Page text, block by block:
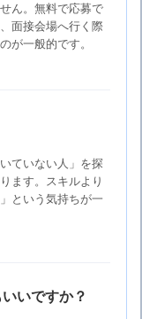
ん。無料で応募で
面接会場へ行く際
が一般的です。
ていない人」を探
ます。スキルより
という気持ちが一
いですか？